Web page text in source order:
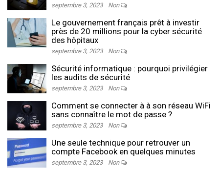
septembre 3, 2023 Non
Le gouvernement français prêt à investir
près de 20 millions pour la cyber sécurité
des hôpitaux
septembre 3, 2023 Non
Sécurité informatique : pourquoi privilégier
les audits de sécurité
septembre 3, 2023 Non
Comment se connecter à à son réseau WiFi
sans connaître le mot de passe ?
septembre 3, 2023 Non
Une seule technique pour retrouver un
compte Facebook en quelques minutes
septembre 3, 2023 Non